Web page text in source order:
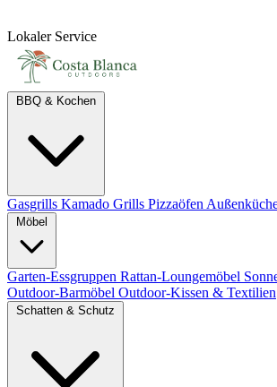
Lokaler Service
Gasgrills Kamado Grills Pizzaöfen
Garten-Essgruppen Rattan-Loungemöbel
Outdoor-Barmöbel Outdoor-Kissen & Textilien